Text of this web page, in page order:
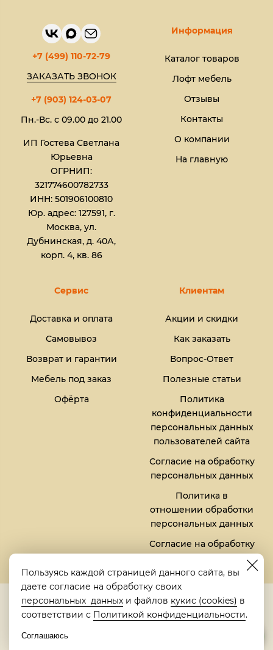
+7 (499) 110-72-79
ЗАКАЗАТЬ ЗВОНОК
+7 (903) 124-03-07
Пн.-Вс. с 09.00 до 21.00
ИП Гостева Светлана
Юрьевна​
ОГРНИП:
321774600782733
ИНН: 501906100810
Юр. адрес: 127591, г.
Москва, ул.
Дубнинская, д. 40А,
корп. 4, кв. 86
Информация
Каталог товаров
Лофт мебель
Отзывы
Контакты
О компании
На главную
Сервис
Доставка и оплата
Самовывоз
Возврат и гарантии
Мебель под заказ
Офёрта
Клиентам
Акции и скидки
Как заказать
Вопрос-Ответ
Полезные статьи
Политика
конфиденциальности
персональных данных
пользователей сайта
Согласие на обработку
персональных данных
Политика в
отношении обработки
персональных данных
Согласие на обработку
файлов кукис (cookies)
5,0
Рейтинг в Яндексе
Пользуясь каждой страницей данного сайта, вы
даете согласие на обработку своих
персональных данных и файлов кукис (cookies) в
соответствии с Политикой конфиденциальности.
Соглашаюсь